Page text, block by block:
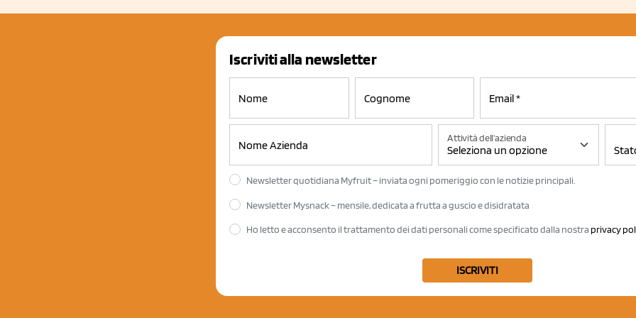
Iscriviti alla newsletter
Attività dell'azienda
Newsletter quotidiana Myfruit – inviata ogni pomeriggio con le notizie principali.
Newsletter Mysnack – mensile, dedicata a frutta a guscio e disidratata
Ho letto e acconsento il trattamento dei dati personali come specificato dalla nostra privacy
ISCRIVITI